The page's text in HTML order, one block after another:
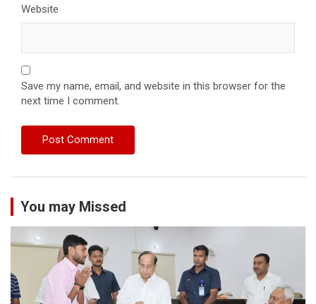
Website
Save my name, email, and website in this browser for the
next time I comment.
You may Missed